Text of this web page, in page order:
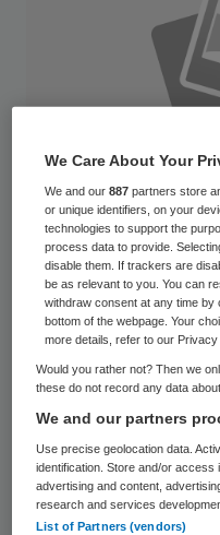
Lex Hilbers is per
toegetreden tot
Ziekenhuisgroep
heer Bliek op, die
heeft gevonden
toezichthoudende
vervullen. Binnen
heeft Hilbers het
We Care About Your
We and our887 partners store
or unique identifiers, on your
technologies to support the
process data to provide.
disable them. If trackers are
be as relevant to you. You can
withdraw consent at any time by
bottom of the webpage. Your
more details, refer to our Privacy
Would you rather not? Then we
these do not record any data
We and our partners
Use precise geolocation data.
identification. Store and/or
advertising and content,
research and services
List of Partners (vendors)